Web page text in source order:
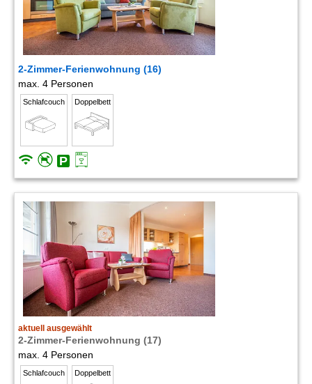
2-Zimmer-Ferienwohnung (16)
max. 4 Personen
Schlafcouch Doppelbett
aktuell ausgewählt
2-Zimmer-Ferienwohnung (17)
max. 4 Personen
Schlafcouch Doppelbett